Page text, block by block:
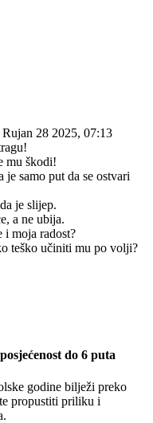
28 2025, 07:13
mu škodi!
je samo put da se ostvari
je slijep.
a ne ubija.
i moja radost?
teško učiniti mu po volji?
do 6 puta
godine bilježi preko
propustiti priliku i